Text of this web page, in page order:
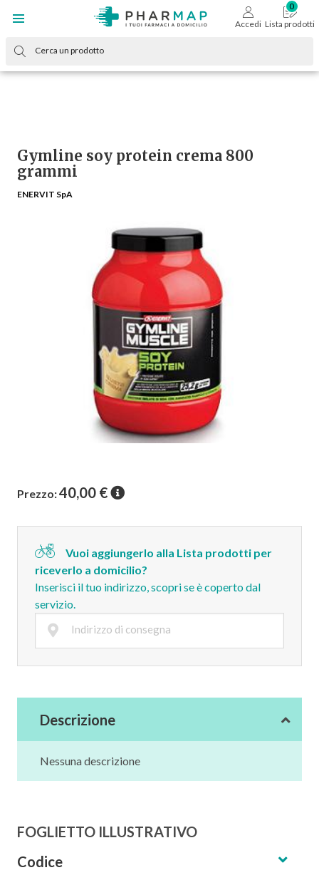
Accedi Lista prodotti
Gymline soy protein crema 800
grammi
ENERVIT SpA
Prezzo:40,00 €
Vuoi aggiungerlo alla Lista prodotti per
riceverlo a domicilio?
Inserisci il tuo indirizzo, scopri se è coperto dal
servizio.
Descrizione
Nessuna descrizione
FOGLIETTO ILLUSTRATIVO
Codice